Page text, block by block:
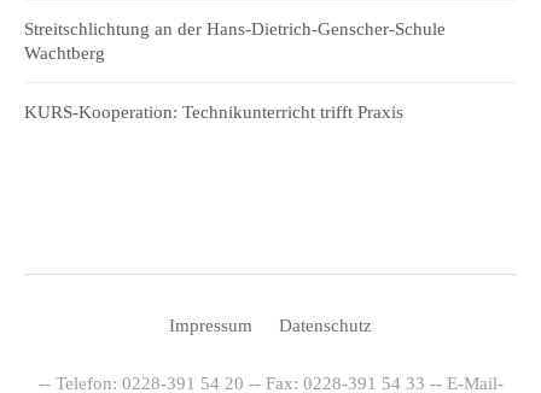
Streitschlichtung an der Hans-Dietrich-Genscher-Schule
Wachtberg
KURS-Kooperation: Technikunterricht trifft Praxis
Impressum Datenschutz
-- Telefon: 0228-391 54 20 -- Fax: 0228-391 54 33 -- E-Mail-